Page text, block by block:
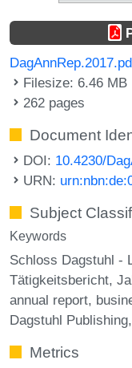
Filesize: 6.46 MB
262 pages
Document
DOI: 10.4230/
URN:
Subject
Keywords
Schloss Dagstuhl -
Tätigkeitsbericht
annual report
Dagstuhl Publishing
Metrics